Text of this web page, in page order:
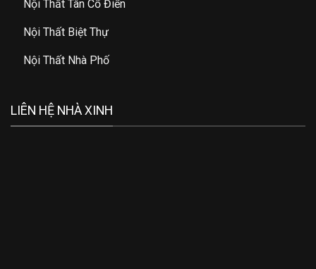
Nội Thất Tân Cổ Điển
Nội Thất Biệt Thự
Nội Thất Nhà Phố
LIÊN HỆ NHÀ XINH